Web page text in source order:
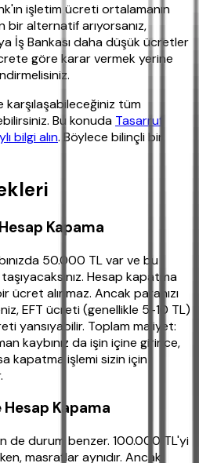
işletim ücreti ortalamanın
bir alternatif arıyorsanız,
İş Bankası daha düşük ücretler
göre karar vermek yerine
karşılaşabileceğiniz tüm
Bu konuda Tasarruf
bilgi alın. Böylece bilinçli bir
Kapama
50.000 TL var ve bu
Hesap kapatma
ücret alınmaz. Ancak paranızı
EFT ücreti (genellikle 5-10 TL)
yansıyabilir. Toplam maliyet:
kaybınız da işin içine girince,
kapatma işlemi sizin için
Hesap Kapama
de durum benzer. 100.000 TL'yi
masraflar aynıdır. Ancak